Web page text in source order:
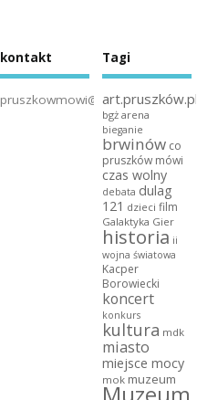
kontakt
pruszkowmowi@gmail.com
Tagi
art.pruszków.pl
bgż arena
bieganie
brwinów co
pruszków mówi
czas wolny
debata dulag
121 dzieci film
Galaktyka Gier
historia ii
wojna światowa
Kacper
Borowiecki
koncert
konkurs
kultura mdk
miasto
miejsce mocy
mok muzeum